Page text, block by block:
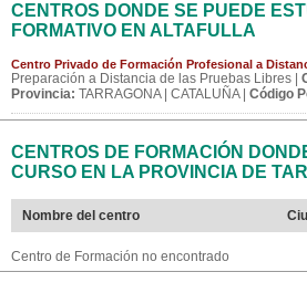
CENTROS DONDE SE PUEDE
FORMATIVO EN ALTAFULLA
Centro Privado de Formación Profesional a
Preparación a Distancia de las Pruebas Libres |
Provincia: TARRAGONA | CATALUÑA | Código
CENTROS DE FORMACIÓN
CURSO EN LA PROVINCIA DE
Nombre del centro
Centro de Formación no encontrado